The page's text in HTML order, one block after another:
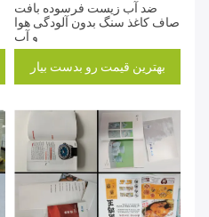
ضد آب زیست فرسوده بافت
صاف کاغذ سنگ بدون آلودگی هوا
و آب
بهترین قیمت رو بدست بیار